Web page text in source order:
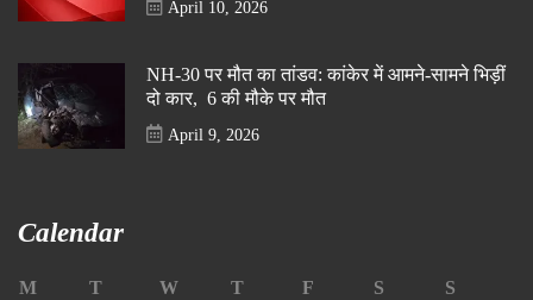
April 10, 2026
NH-30 पर मौत का तांडव: कांकेर में आमने-सामने भिड़ीं
दो कार, 6 की मौके पर मौत
April 9, 2026
Calendar
M T W T F S
S